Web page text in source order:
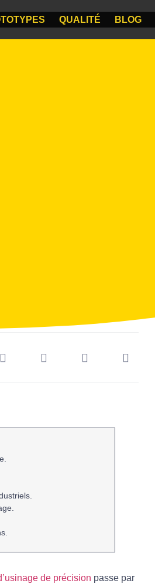
QUALITÉ BLOG
.
de précision passe par